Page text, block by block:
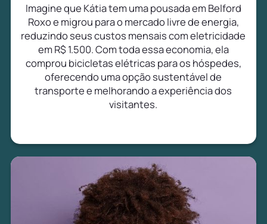
Imagine que Kátia tem uma pousada em Belford
Roxo e migrou para o mercado livre de energia,
reduzindo seus custos mensais com eletricidade
em R$ 1.500. Com toda essa economia, ela
comprou bicicletas elétricas para os hóspedes,
oferecendo uma opção sustentável de
transporte e melhorando a experiência dos
visitantes.